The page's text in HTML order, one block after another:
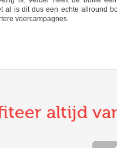
al is dit dus een echte allround
voercampagnes.
altijd